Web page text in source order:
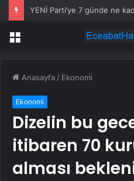
Menü
Anasayfa / Ekonomi
Ekonomi
Dizelin bu
itibaren 70
alması